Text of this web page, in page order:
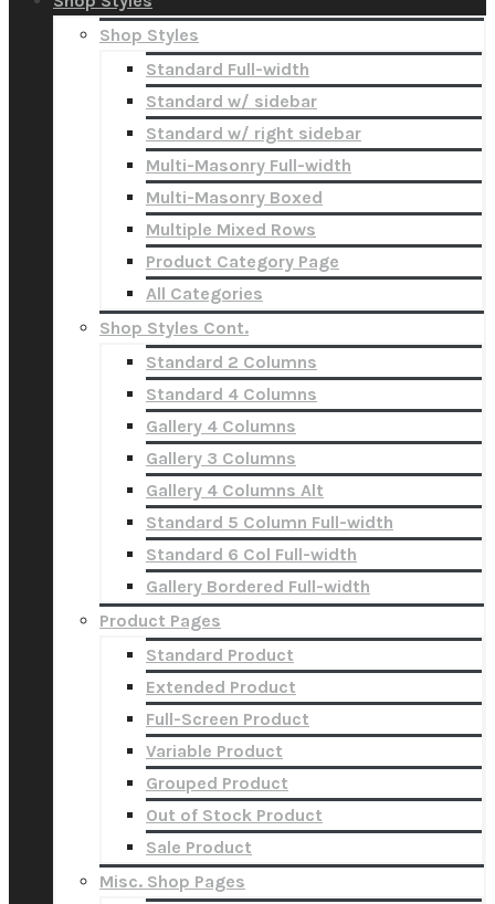
Shop Styles
Standard Full-width
Standard w/ sidebar
Standard w/ right sidebar
Multi-Masonry Full-width
Multi-Masonry Boxed
Multiple Mixed Rows
Product Category Page
All Categories
Shop Styles Cont.
Standard 2 Columns
Standard 4 Columns
Gallery 4 Columns
Gallery 3 Columns
Gallery 4 Columns Alt
Standard 5 Column Full-width
Standard 6 Col Full-width
Gallery Bordered Full-width
Product Pages
Standard Product
Extended Product
Full-Screen Product
Variable Product
Grouped Product
Out of Stock Product
Sale Product
Misc. Shop Pages